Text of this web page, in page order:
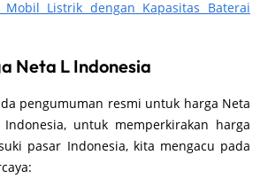
Mobil Listrik dengan Kapasitas Baterai
Neta L Indonesia
pengumuman resmi untuk harga Neta
untuk memperkirakan harga
pasar Indonesia, kita mengacu pada